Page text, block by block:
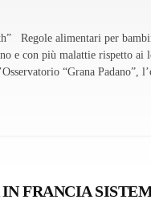
Regole alimentari per
e con più malattie rispetto ai
“Grana Padano”,
IN FRANCIA